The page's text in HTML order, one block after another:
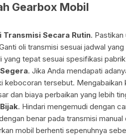
Gearbox Mobil
Transmisi Secara Rutin.
oli transmisi sesuai jadwal
yang tepat sesuai spesifikasi
. Jika Anda mendapati
kebocoran tersebut.
dan biaya perbaikan yang lebih
. Hindari mengemudi dengan
benar pada transmisi
mobil berhenti sepenuhnya